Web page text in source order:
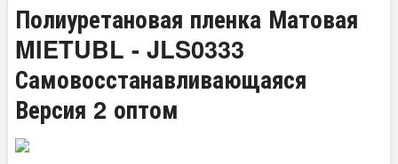
Полиуретановая пленка Матовая
MIETUBL - JLS0333
Самовосстанавливающаяся
Версия 2 оптом